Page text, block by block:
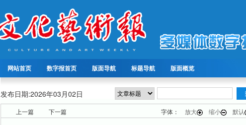
网站首页 数字报首页 版面导航 标题导航 版面概览
发布日期:2026年03月02日
上一篇 下一篇 字体： 放大 缩小 默认